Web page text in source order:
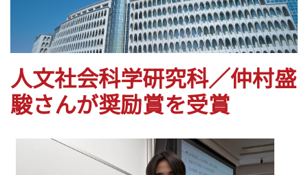
人文社会科学研究科／仲村盛
駿さんが奨励賞を受賞